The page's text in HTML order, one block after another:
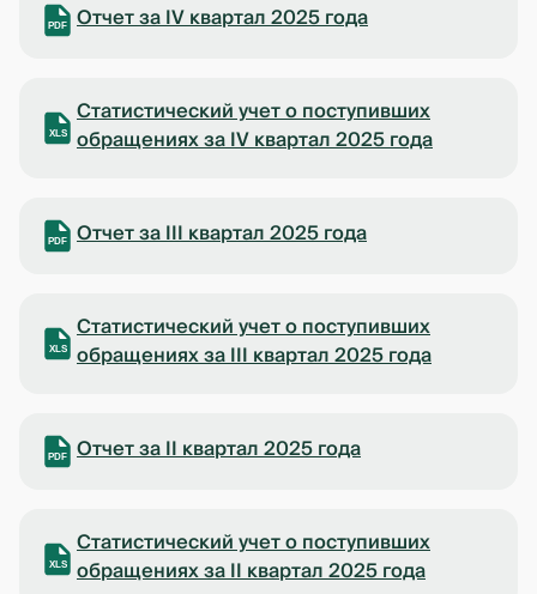
PDF Отчет за IV квартал 2025 года
XLS
Статистический учет о поступивших
обращениях за IV квартал 2025 года
PDF Отчет за III квартал 2025 года
XLS
Статистический учет о поступивших
обращениях за III квартал 2025 года
PDF Отчет за II квартал 2025 года
XLS
Статистический учет о поступивших
обращениях за II квартал 2025 года